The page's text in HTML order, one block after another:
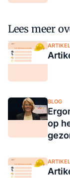
Lees meer
BLOG
op